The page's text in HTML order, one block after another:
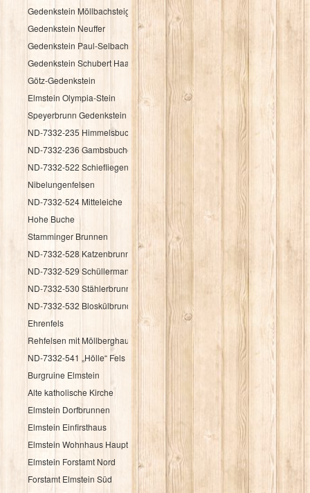
Gedenkstein Möllbachsteige
Gedenkstein Neuffer
Gedenkstein Paul-Selbach-Ruh
Gedenkstein Schubert Haag
Götz-Gedenkstein
Elmstein Olympia-Stein
Speyerbrunn Gedenkstein HK 1987
ND-7332-235 Himmelsbuche
ND-7332-236 Gambsbuche
ND-7332-522 Schiefliegender Fels
Nibelungenfelsen
ND-7332-524 Mitteleiche
Hohe Buche
Stamminger Brunnen
ND-7332-528 Katzenbrunnen
ND-7332-529 Schüllermannsbrunnen
ND-7332-530 Stählerbrunnen
ND-7332-532 Bloskülbrundsicht
Ehrenfels
Rehfelsen mit Möllberghaus
ND-7332-541 „Hölle“ Fels
Burgruine Elmstein
Alte katholische Kirche
Elmstein Dorfbrunnen
Elmstein Einfirsthaus
Elmstein Wohnhaus Hauptstraße 30
Elmstein Forstamt Nord
Forstamt Elmstein Süd